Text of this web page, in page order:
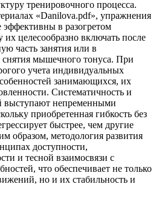
тренировочного процесса.
«Danilova.pdf», упражнения
эффективны в разогретом
целесообразно включать после
часть занятия или в
снятия мышечного тонуса. При
учета индивидуальных
занимающихся, их
Систематичность и
выступают непременными
приобретенная гибкость без
быстрее, чем другие
образом, методология развития
доступности,
и тесной взаимосвязи с
что обеспечивает не только
но и их стабильность и